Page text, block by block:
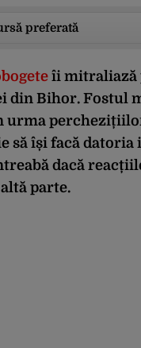
preferată
îi mitraliază
din Bihor. Fostul
urma
să își facă datoria
dacă
parte.